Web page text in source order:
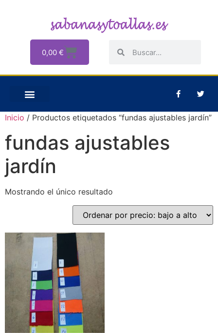
0,00 €
Inicio / Productos etiquetados “fundas ajustables jardín”
fundas ajustables
jardín
Mostrando el único resultado